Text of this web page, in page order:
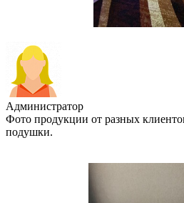
Администратор
Фото продукции от разных
подушки.